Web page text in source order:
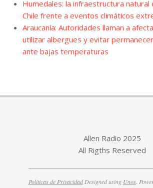
Humedales: la infraestructura
Chile frente a eventos climáticos
Araucanía: Autoridades llaman a
utilizar albergues y evitar
ante bajas temperaturas
Allen Radio 2025
All Rigths Reserved
Politicas de PrivacidadDesigned using Unos.